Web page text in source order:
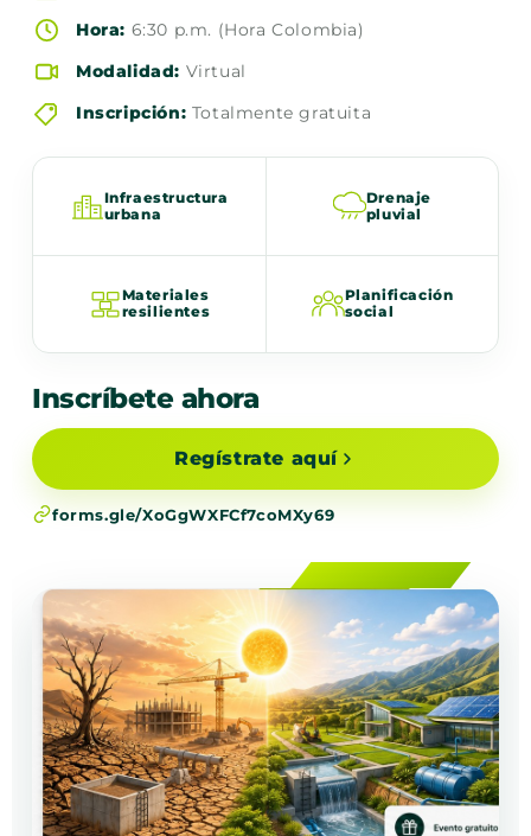
Hora: 6:30 p.m. (Hora Colombia)
Modalidad: Virtual
Inscripción: Totalmente gratuita
Infraestructura
urbana
Drenaje
pluvial
Materiales
resilientes
Planificación
social
Inscríbete ahora
Regístrate aquí
forms.gle/XoGgWXFCf7coMXy69